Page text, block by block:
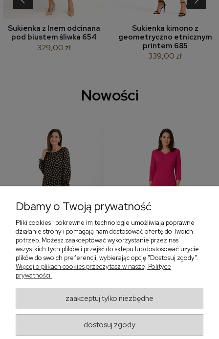
Sukienka z lnem odcinana
pod biustem śliwka 654
329,00 zł
Sukienka kimono z
geometryczno etnicznym
printem 685
339,00 zł
Nowości
Sukienka z falbaną i
bufiastym rękawem w
405,30 zł
Sukienka z dekoltem w
299,00 zł
‹
Regulaminy
Dbamy o Twoją prywatność
Pliki cookies i pokrewne im technologie umożliwiają poprawne
działanie strony i pomagają nam dostosować ofertę do Twoich
potrzeb. Możesz zaakceptować wykorzystanie przez nas
wszystkich tych plików i przejść do sklepu lub dostosować użycie
plików do swoich preferencji, wybierając opcję "Dostosuj zgody".
Więcej o plikach cookies przeczytasz w naszej Polityce
prywatności.
zaakceptuj tylko niezbędne
dostosuj zgody